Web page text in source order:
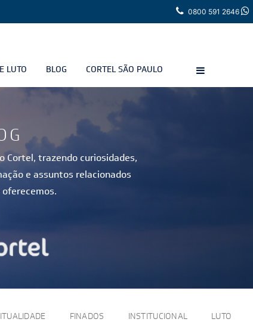
0800 591 2646
LUTO BLOG CORTEL SÃO PAULO
Cortel, trazendo curiosidades,
e assuntos relacionados
FINADOS INSTITUCIONAL
LUTO